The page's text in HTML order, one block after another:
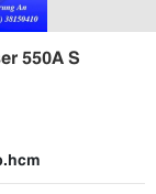
550A S